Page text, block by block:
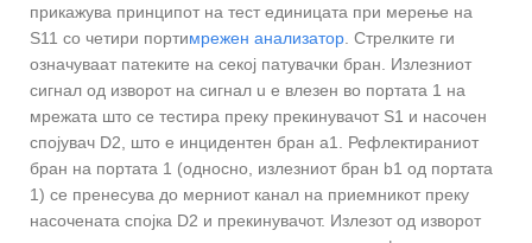
прикажува принципот на тест единицата при мерење на
S11 со четири портимрежен анализатор . Стрелките ги
означуваат патеките на секој патувачки бран. Излезниот
сигнал од изворот на сигнал u е влезен во портата 1 на
мрежата што се тестира преку прекинувачот S1 и насочен
спојувач D2, што е инцидентен бран a1. Рефлектираниот
бран на портата 1 (односно, излезниот бран b1 од портата
1) се пренесува до мерниот канал на приемникот преку
насочената спојка D2 и прекинувачот. Излезот од изворот